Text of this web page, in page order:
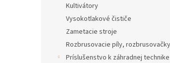
Kultivátory
Vysokotlakové čističe
Zametacie stroje
Rozbrusovacie píly, rozbrusovačky
Príslušenstvo k záhradnej technike